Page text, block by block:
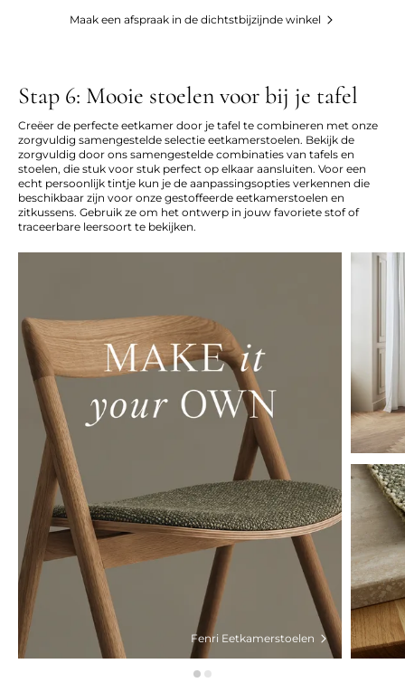
Maak een afspraak in de dichtstbijzijnde winkel
Stap 6: Mooie stoelen voor bij je tafel
Creëer de perfecte eetkamer door je tafel te combineren met onze
zorgvuldig samengestelde selectie eetkamerstoelen. Bekijk de
zorgvuldig door ons samengestelde combinaties van tafels en
stoelen, die stuk voor stuk perfect op elkaar aansluiten. Voor een
echt persoonlijk tintje kun je de aanpassingsopties verkennen die
beschikbaar zijn voor onze gestoffeerde eetkamerstoelen en
zitkussens. Gebruik ze om het ontwerp in jouw favoriete stof of
traceerbare leersoort te bekijken.
Fenri Eetkamerstoelen